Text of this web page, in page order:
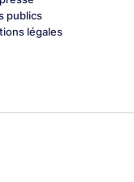
publics
légales